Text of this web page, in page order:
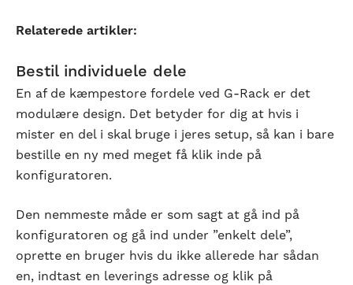
Relaterede artikler:
Bestil individuele dele
En af de kæmpestore fordele ved G-Rack er det
modulære design. Det betyder for dig at hvis i
mister en del i skal bruge i jeres setup, så kan i bare
bestille en ny med meget få klik inde på
konfiguratoren.
Den nemmeste måde er som sagt at gå ind på
konfiguratoren og gå ind under ”enkelt dele”,
oprette en bruger hvis du ikke allerede har sådan
en, indtast en leverings adresse og klik på